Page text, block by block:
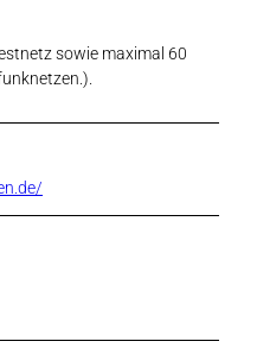
sowie maximal 60